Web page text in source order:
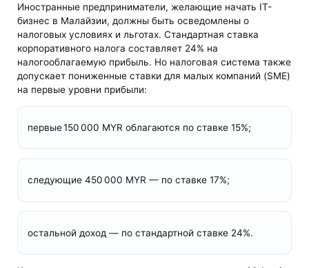
Иностранные предприниматели, желающие начать IT-
бизнес в Малайзии, должны быть осведомлены о
налоговых условиях и льготах. Стандартная ставка
корпоративного налога составляет 24% на
налогооблагаемую прибыль. Но налоговая система также
допускает пониженные ставки для малых компаний (SME)
на первые уровни прибыли:
первые 150 000 MYR облагаются по ставке 15%;
следующие 450 000 MYR — по ставке 17%;
остальной доход — по стандартной ставке 24%.